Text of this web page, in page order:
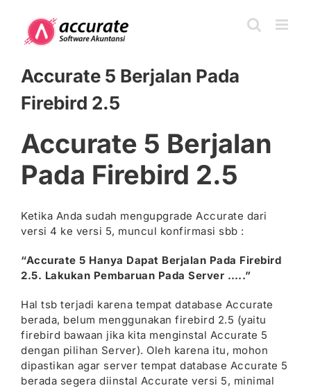
content
Accurate 5 Berjalan Pada
Firebird 2.5
Accurate 5 Berjalan
Pada Firebird 2.5
Ketika Anda sudah mengupgrade Accurate dari
versi 4 ke versi 5, muncul konfirmasi sbb :
“Accurate 5 Hanya Dapat Berjalan Pada Firebird
2.5. Lakukan Pembaruan Pada Server …..”
Hal tsb terjadi karena tempat database Accurate
berada, belum menggunakan firebird 2.5 (yaitu
firebird bawaan jika kita menginstal Accurate 5
dengan pilihan Server). Oleh karena itu, mohon
dipastikan agar server tempat database Accurate 5
berada segera diinstal Accurate versi 5, minimal